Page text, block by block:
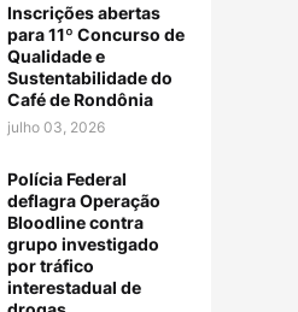
Inscrições abertas
para 11º Concurso de
Qualidade e
Sustentabilidade do
Café de Rondônia
julho 03, 2026
Polícia Federal
deflagra Operação
Bloodline contra
grupo investigado
por tráfico
interestadual de